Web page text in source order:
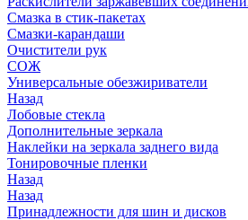
Смазка в стик-пакетах
Смазки-карандаши
Очистители рук
СОЖ
Универсальные обезжириватели
Назад
Лобовые стекла
Дополнительные зеркала
Наклейки на зеркала заднего вида
Тонировочные пленки
Назад
Назад
Принадлежности для шин и дисков